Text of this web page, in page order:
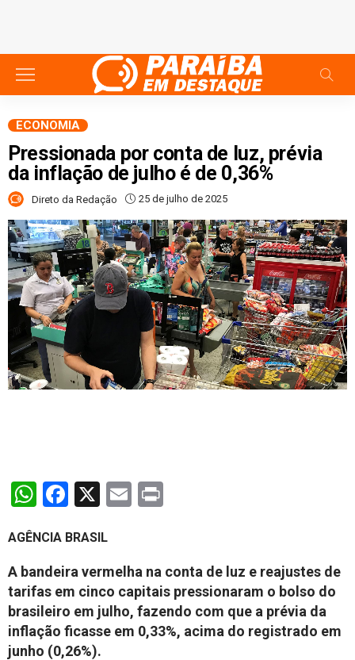
ECONOMIA
Pressionada por conta de luz, prévia
da inflação de julho é de 0,36%
Direto da Redação 25 de julho de 2025
WhatsApp
Facebook
X Email
AGÊNCIA BRASIL
A bandeira vermelha na conta de luz e reajustes de
tarifas em cinco capitais pressionaram o bolso do
brasileiro em julho, fazendo com que a prévia da
inflação ficasse em 0,33%, acima do registrado em
junho (0,26%).